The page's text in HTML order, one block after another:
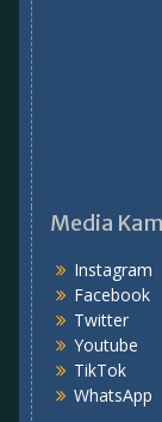
Media
Instagram
Facebook
Twitter
Youtube
TikTok
WhatsApp